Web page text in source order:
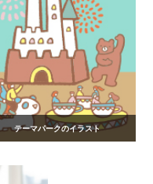
テーマパークのイラスト